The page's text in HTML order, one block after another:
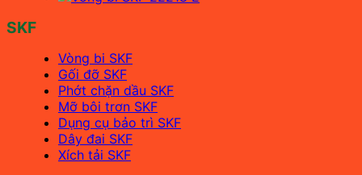
SKF
Vòng bi SKF
Gối đỡ SKF
Phớt chặn dầu SKF
Mỡ bôi trơn SKF
Dụng cụ bảo trì SKF
Dây đai SKF
Xích tải SKF